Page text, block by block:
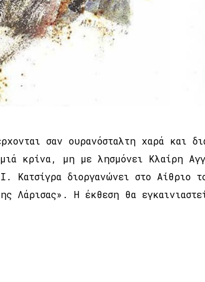
σαν ουρανόσταλτη χαρά και
κρίνα, μη με λησμόνει Κλαίρη
Κατσίγρα διοργανώνει στο Αίθριο
Λάρισας». Η έκθεση θα